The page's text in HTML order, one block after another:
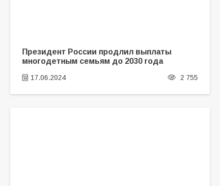
Президент России продлил выплаты
многодетным семьям до 2030 года
17.06.2024 2 755